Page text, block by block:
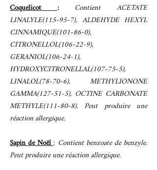
Coquelicot: Contient ACETATE
LINALYLE(115-95-7), ALDEHYDE HEXYL
CINNAMIQUE(101-86-0),
CITRONELLOL(106-22-9),
GERANIOL(106-24-1),
HYDROXYCITRONELLAL(107-75-5),
LINALOL(78-70-6), METHYLIONONE
GAMMA(127-51-5), OCTINE CARBONATE
METHYLE(111-80-8). Peut produire une
réaction allergique.
Sapin de Noël: Contient benzoate de benzyle.
Peut produire une réaction allergique.